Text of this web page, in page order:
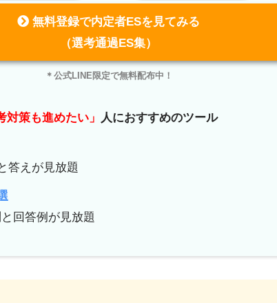
無料登録で内定者ESを見てみる
（選考通過ES集）
＊公式LINE限定で無料配布中！
対策も進めたい」 人におすすめのツール
答えが見放題
回答例が見放題